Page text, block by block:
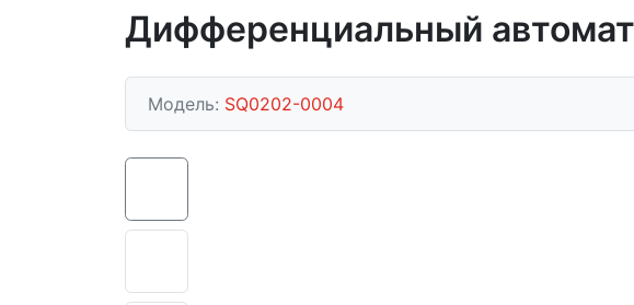
Дифференциальный
Модель: SQ0202-0004